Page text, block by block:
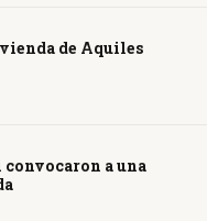
de Aquiles
a una